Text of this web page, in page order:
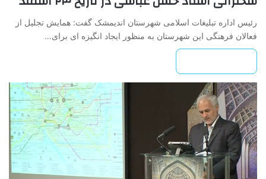
رئیس اداره تبلیغات اسلامی شهرستان اندیمشک گفت: همایش تجلیل از
فعالان فرهنگی این شهرستان به منظور ایجاد انگیزه ای برای…